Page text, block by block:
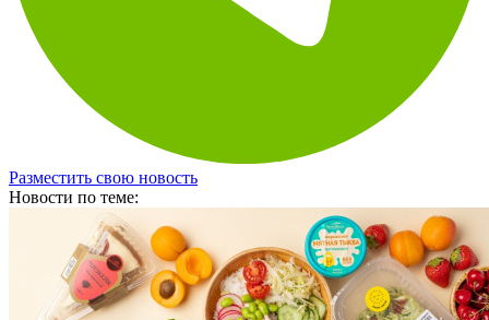
Разместить свою новость
Новости по теме: